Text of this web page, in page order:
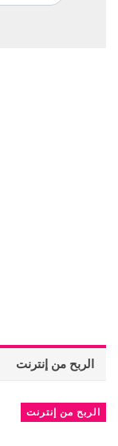
الربح من إنترنت
الربح من إنترنت